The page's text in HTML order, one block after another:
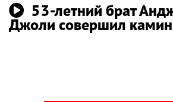
53-летний брат
Джоли совершил